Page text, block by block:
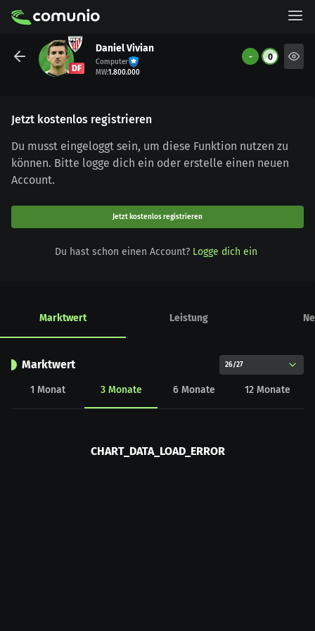
DF
Daniel Vivian
Computer
MW:1.800.000
- 0
Jetzt kostenlos registrieren
Du musst eingeloggt sein, um diese Funktion nutzen zu
können. Bitte logge dich ein oder erstelle einen neuen
Account.
Jetzt kostenlos registrieren
Du hast schon einen Account? Logge dich ein
Marktwert Leistung
Marktwert 26/27
1 Monat 3 Monate 6 Monate 12 Monate
CHART_DATA_LOAD_ERROR